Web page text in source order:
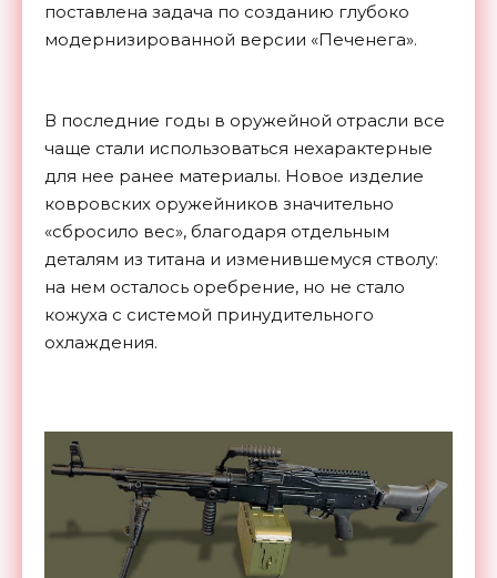
поставлена задача по созданию глубоко
модернизированной версии «Печенега».
В последние годы в оружейной отрасли все
чаще стали использоваться нехарактерные
для нее ранее материалы. Новое изделие
ковровских оружейников значительно
«сбросило вес», благодаря отдельным
деталям из титана и изменившемуся стволу:
на нем осталось оребрение, но не стало
кожуха с системой принудительного
охлаждения.